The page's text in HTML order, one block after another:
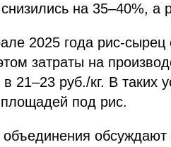
на 35–40%, а
2025 года рис-сырец
затраты на
в 21–23 руб./кг. В таких
под рис.
обсуждают